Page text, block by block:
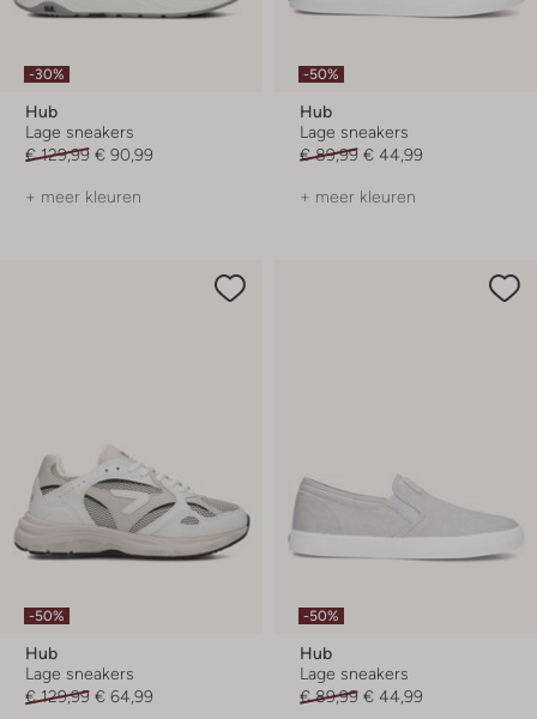
-30%
Hub
Lage sneakers
€ 129,99 € 90,99
+ meer kleuren
-50%
Hub
Lage sneakers
€ 89,99 € 44,99
+ meer kleuren
-50%
Hub
Lage sneakers
€ 129,99 € 64,99
-50%
Hub
Lage sneakers
€ 89,99 € 44,99